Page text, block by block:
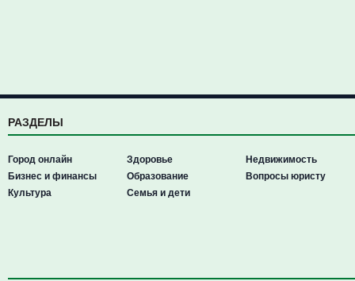
РАЗДЕЛЫ
Город онлайн
Бизнес и финансы
Культура
Здоровье
Образование
Семья и дети
Недвижимость
Вопросы юристу